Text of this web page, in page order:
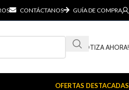
CONTÁCTANOS GUÍA DE COMPRA
¡COTIZA AHORA!
OFERTAS DESTACADAS